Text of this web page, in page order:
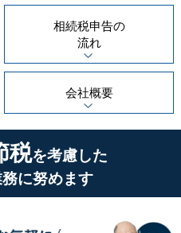
相続税申告の
流れ
会社概要
税を考慮した
に努めます